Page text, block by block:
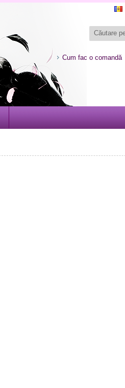
Cum fac o comandă